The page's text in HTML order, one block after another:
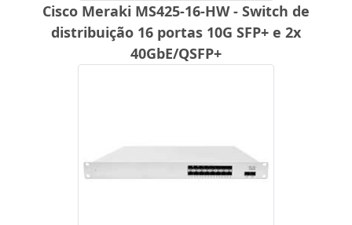
Cisco Meraki MS425-16-HW - Switch de
distribuição 16 portas 10G SFP+ e 2x
40GbE/QSFP+